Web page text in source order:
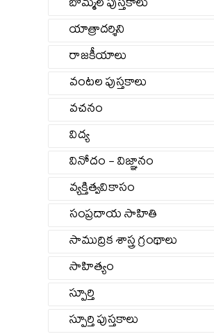
బొమ్మల పుస్తకాలు
యాత్రాదర్శిని
రాజకీయాలు
వంటల పుస్తకాలు
వచనం
విద్య
వినోదం - విజ్ఞానం
వ్యక్తిత్వవికాసం
సంప్రదాయ సాహితి
సాముద్రిక శాస్త్ర గ్రంథాలు
సాహిత్యం
స్పూర్తి
స్పూర్తి పుస్తకాలు